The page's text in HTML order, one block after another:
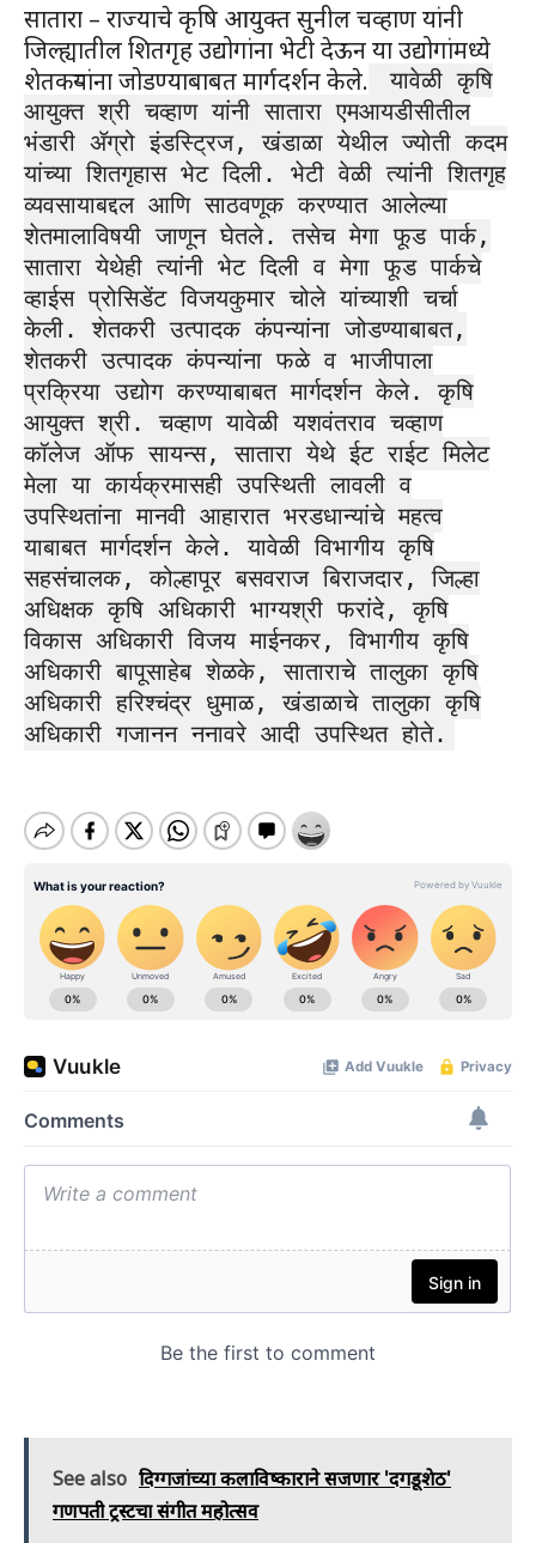
सातारा – राज्याचे कृषि आयुक्त सुनील चव्हाण यांनी
जिल्ह्यातील शितगृह उद्योगांना भेटी देऊन या उद्योगांमध्ये
शेतकऱ्यांना जोडण्याबाबत मार्गदर्शन केले.
यावेळी कृषि
आयुक्त श्री चव्हाण यांनी सातारा एमआयडीसीतील
भंडारी ॲग्रो इंडस्ट्रिज, खंडाळा येथील ज्योती कदम
यांच्या शितगृहास भेट दिली. भेटी वेळी त्यांनी शितगृह
व्यवसायाबद्दल आणि साठवणूक करण्यात आलेल्या
शेतमालाविषयी जाणून घेतले. तसेच मेगा फूड पार्क,
सातारा येथेही त्यांनी भेट दिली व मेगा फूड पार्कचे
व्हाईस प्रोसिडेंट विजयकुमार चोले यांच्याशी चर्चा
केली. शेतकरी उत्पादक कंपन्यांना जोडण्याबाबत,
शेतकरी उत्पादक कंपन्यांना फळे व भाजीपाला
प्रक्रिया उद्योग करण्याबाबत मार्गदर्शन केले. कृषि
आयुक्त श्री. चव्हाण यावेळी यशवंतराव चव्हाण
कॉलेज ऑफ सायन्स, सातारा येथे ईट राईट मिलेट
मेला या कार्यक्रमासही उपस्थिती लावली व
उपस्थितांना मानवी आहारात भरडधान्यांचे महत्व
याबाबत मार्गदर्शन केले. यावेळी विभागीय कृषि
सहसंचालक, कोल्हापूर बसवराज बिराजदार, जिल्हा
अधिक्षक कृषि अधिकारी भाग्यश्री फरांदे, कृषि
विकास अधिकारी विजय माईनकर, विभागीय कृषि
अधिकारी बापूसाहेब शेळके, साताराचे तालुका कृषि
अधिकारी हरिश्चंद्र धुमाळ, खंडाळाचे तालुका कृषि
अधिकारी गजानन ननावरे आदी उपस्थित होते.
See also दिग्गजांच्या कलाविष्काराने सजणार 'दगडूशेठ'
गणपती ट्रस्टचा संगीत महोत्सव